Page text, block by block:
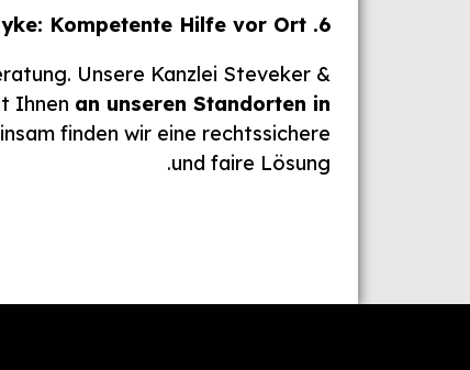
6
. Fachanwaltliche Unterstützung in Syke: Kompetente Hilfe vor Ort
Unsere Kanzlei Steveker &
Ihnen an unseren Standorten in
finden wir eine rechtssichere
und faire Lösung.